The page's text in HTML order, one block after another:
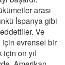
arası
İspanya gibi
Ve
için evrensel bir
on yıl